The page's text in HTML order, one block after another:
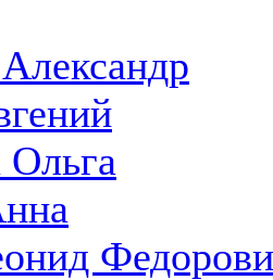
Ольга